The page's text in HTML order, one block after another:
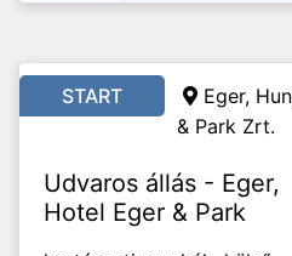
START
Eger,
& Park Zrt.
Udvaros állás - Eger,
Hotel Eger & Park